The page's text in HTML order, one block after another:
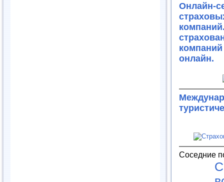
Онлайн-
онлайн.
Соседние